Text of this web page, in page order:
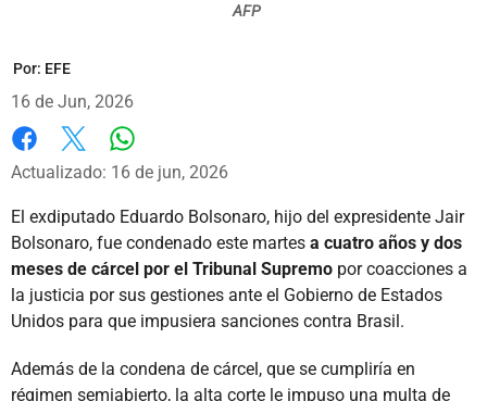
AFP
Por: EFE
16 de Jun, 2026
Facebook
X
Actualizado: 16 de jun, 2026
El exdiputado Eduardo Bolsonaro, hijo del expresidente Jair
Bolsonaro, fue condenado este martes a cuatro años y dos
meses de cárcel por el Tribunal Supremo por coacciones a
la justicia por sus gestiones ante el Gobierno de Estados
Unidos para que impusiera sanciones contra Brasil.
Además de la condena de cárcel, que se cumpliría en
régimen semiabierto, la alta corte le impuso una multa de